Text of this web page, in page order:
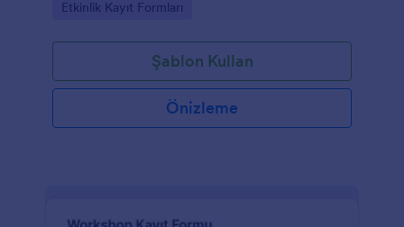
Go to Category:
Etkinlik Kayıt Formları
Şablon Kullan
Önizleme